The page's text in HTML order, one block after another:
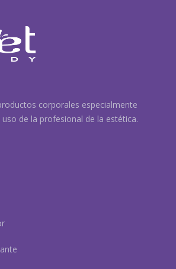
corporales especialmente
de la profesional de la estética.